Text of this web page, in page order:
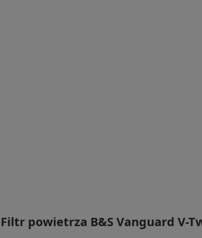
Filtr powietrza B&S Vanguard V-